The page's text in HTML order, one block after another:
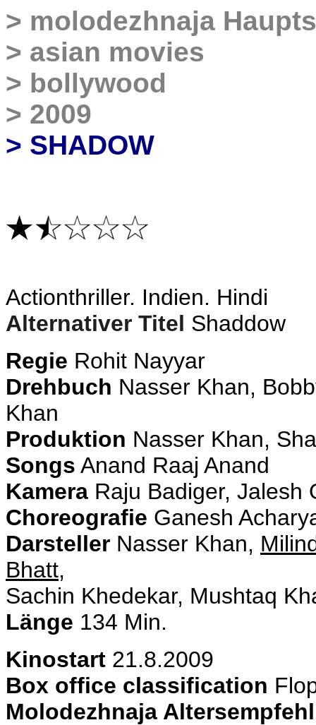
> molodezhnaja
> asian movies
> bollywood
> 2009
> SHADOW
Actionthriller. Indien. Hindi
Alternativer Titel Shaddow
Regie Rohit Nayyar
Drehbuch Nasser Khan,
Khan
Produktion Nasser Khan,
Songs Anand Raaj Anand
Kamera Raju Badiger, Jalesh
Choreografie Ganesh
Darsteller Nasser Khan,
Bhatt,
Sachin Khedekar, Mushtaq
Länge 134 Min.
Kinostart 21.8.2009
Box office classification
Molodezhnaja